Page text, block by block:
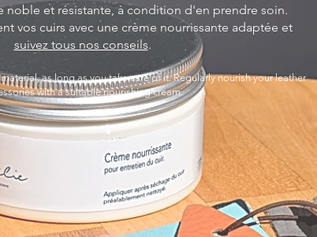
noble et résistante, à condition d'en prendre soin.
vos cuirs avec une crème nourrissante adaptée et
suivez tous nos conseils.
as long as you take care of it. Regularly nourish your leather
with a suitable nourishing cream.